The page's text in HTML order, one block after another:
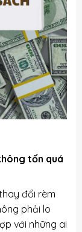
tốn quá
đổi rèm
phải lo
với những ai